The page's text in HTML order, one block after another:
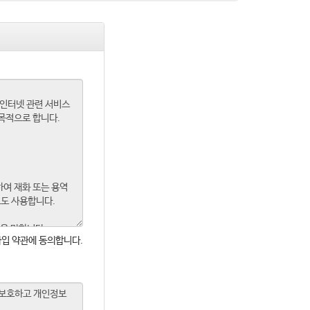
약관에 동의합니다.